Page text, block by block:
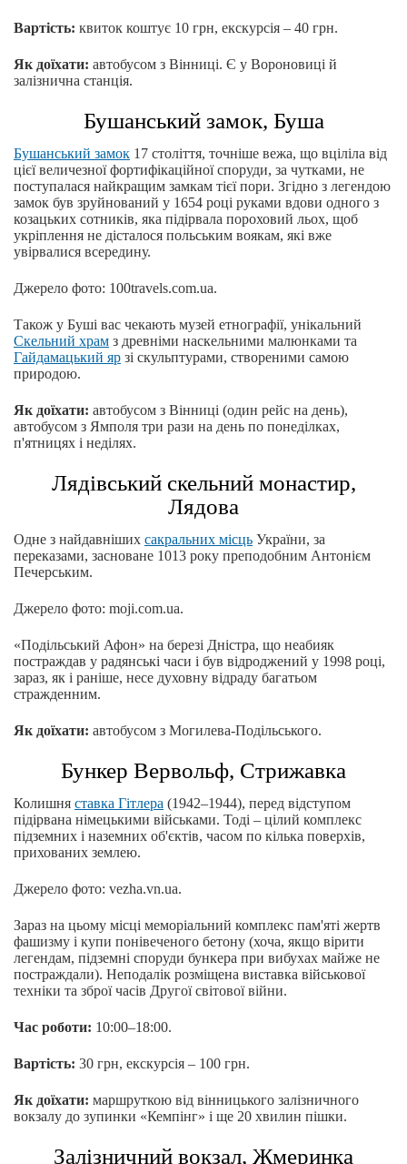
Вартість: квиток коштує 10 грн, екскурсія – 40 грн.
Як доїхати: автобусом з Вінниці. Є у Вороновиці й
залізнична станція.
Бушанський замок, Буша
Бушанський замок 17 століття, точніше вежа, що вціліла від
цієї величезної фортифікаційної споруди, за чутками, не
поступалася найкращим замкам тієї пори. Згідно з легендою
замок був зруйнований у 1654 році руками вдови одного з
козацьких сотників, яка підірвала пороховий льох, щоб
укріплення не дісталося польським воякам, які вже
увірвалися всередину.
Джерело фото: 100travels.com.ua.
Також у Буші вас чекають музей етнографії, унікальний
Скельний храм з древніми наскельними малюнками та
Гайдамацький яр зі скульптурами, створеними самою
природою.
Як доїхати: автобусом з Вінниці (один рейс на день),
автобусом з Ямполя три рази на день по понеділках,
п'ятницях і неділях.
Лядівський скельний монастир,
Лядова
Одне з найдавніших сакральних місць України, за
переказами, засноване 1013 року преподобним Антонієм
Печерським.
Джерело фото: moji.com.ua.
«Подільський Афон» на березі Дністра, що неабияк
постраждав у радянські часи і був відроджений у 1998 році,
зараз, як і раніше, несе духовну відраду багатьом
стражденним.
Як доїхати: автобусом з Могилева-Подільського.
Бункер Вервольф, Стрижавка
Колишня ставка Гітлера (1942–1944), перед відступом
підірвана німецькими військами. Тоді – цілий комплекс
підземних і наземних об'єктів, часом по кілька поверхів,
прихованих землею.
Джерело фото: vezha.vn.ua.
Зараз на цьому місці меморіальний комплекс пам'яті жертв
фашизму і купи понівеченого бетону (хоча, якщо вірити
легендам, підземні споруди бункера при вибухах майже не
постраждали). Неподалік розміщена виставка військової
техніки та зброї часів Другої світової війни.
Час роботи: 10:00–18:00.
Вартість: 30 грн, екскурсія – 100 грн.
Як доїхати: маршруткою від вінницького залізничного
вокзалу до зупинки «Кемпінг» і ще 20 хвилин пішки.
Залізничний вокзал, Жмеринка